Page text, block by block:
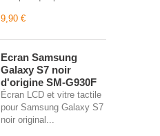
9,90 €
Écran Samsung
Galaxy S7 noir
d'origine SM-G930F
Écran LCD et vitre tactile
pour Samsung Galaxy S7
noir original...